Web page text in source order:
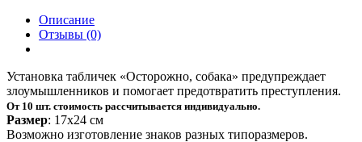
Описание
Отзывы (0)
Установка табличек «Осторожно, собака» предупреждает
злоумышленников и помогает предотвратить преступления.
От 10 шт. стоимость рассчитывается индивидуально.
Размер: 17х24 cм
Возможно изготовление знаков разных типоразмеров.